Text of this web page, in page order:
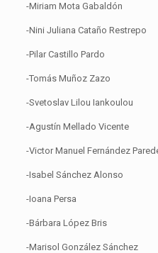
-Miriam Mota Gabaldón
-Nini Juliana Cataño Restrepo
-Pilar Castillo Pardo
-Tomás Muñoz Zazo
-Svetoslav Lilou Iankoulou
-Agustín Mellado Vicente
-Victor Manuel Fernández
-Isabel Sánchez Alonso
-Ioana Persa
-Bárbara López Bris
-Marisol González Sánchez